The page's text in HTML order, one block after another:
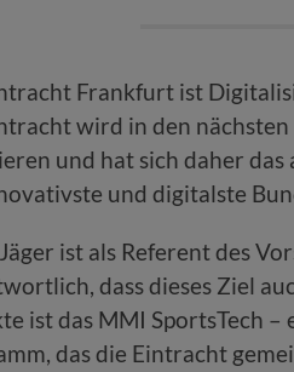
Frankfurt ist
wird in den
und hat sich daher
und digitalste
ist als Referent des
dass dieses Ziel
ist das MMI SportsTech
das die Eintracht